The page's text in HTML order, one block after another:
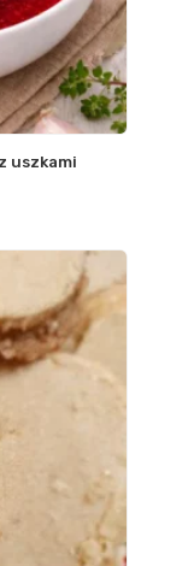
uszkami